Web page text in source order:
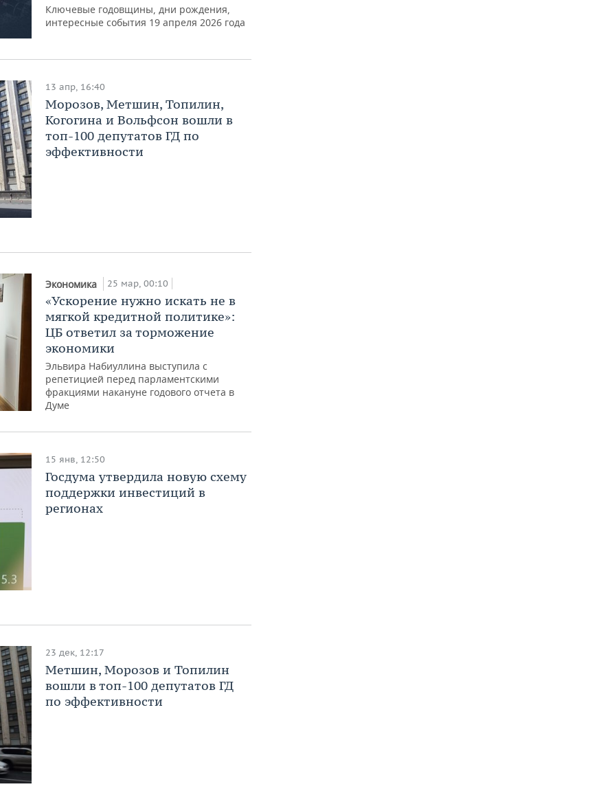
Ключевые годовщины, дни рождения,
интересные события 19 апреля 2026 года
13 апр, 16:40
Морозов, Метшин, Топилин,
Когогина и Вольфсон вошли в
топ-100 депутатов ГД по
эффективности
Экономика 25 мар, 00:10
«Ускорение нужно искать не в
мягкой кредитной политике»:
ЦБ ответил за торможение
экономики
Эльвира Набиуллина выступила с
репетицией перед парламентскими
фракциями накануне годового отчета в
Думе
15 янв, 12:50
Госдума утвердила новую схему
поддержки инвестиций в
регионах
23 дек, 12:17
Метшин, Морозов и Топилин
вошли в топ-100 депутатов ГД
по эффективности